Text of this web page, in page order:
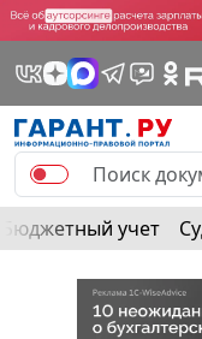
Бюджетный учет